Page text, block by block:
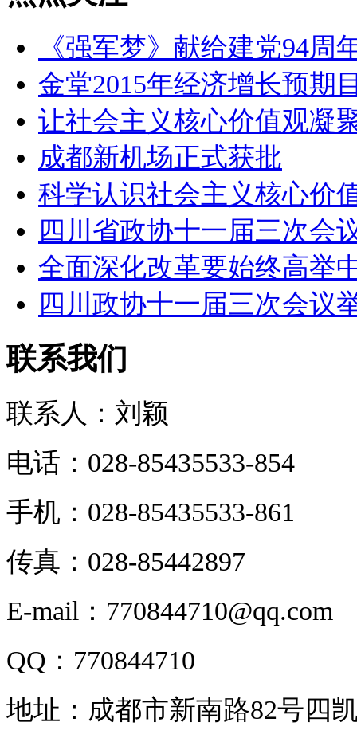
《强军梦》献给建党94周
金堂2015年经济增长预期
让社会主义核心价值观凝
成都新机场正式获批
科学认识社会主义核心价
四川省政协十一届三次会
全面深化改革要始终高举
四川政协十一届三次会议
联系我们
联系人：刘颖
电话：028-85435533-854
手机：028-85435533-861
传真：028-85442897
E-mail：770844710@qq.com
QQ：770844710
地址：成都市新南路82号四